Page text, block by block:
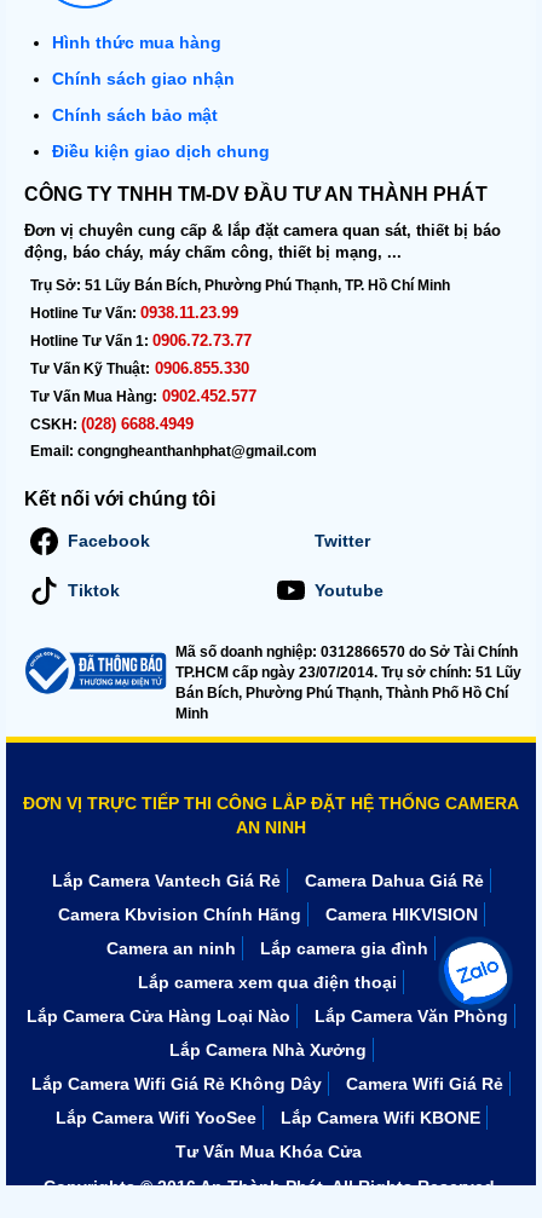
Hình thức mua hàng
Chính sách giao nhận
Chính sách bảo mật
Điều kiện giao dịch chung
CÔNG TY TNHH TM-DV ĐẦU TƯ AN THÀNH PHÁT
Đơn vị chuyên cung cấp & lắp đặt camera quan sát, thiết bị báo
động, báo cháy, máy chấm công, thiết bị mạng, ...
Trụ Sở: 51 Lũy Bán Bích, Phường Phú Thạnh, TP. Hồ Chí Minh
Hotline Tư Vấn: 0938.11.23.99
Hotline Tư Vấn 1: 0906.72.73.77
Tư Vấn Kỹ Thuật: 0906.855.330
Tư Vấn Mua Hàng: 0902.452.577
CSKH: (028) 6688.4949
Email: congngheanthanhphat@gmail.com
Kết nối với chúng tôi
Facebook Twitter
Tiktok Youtube
Mã số doanh nghiệp: 0312866570 do Sở Tài Chính
TP.HCM cấp ngày 23/07/2014. Trụ sở chính: 51 Lũy
Bán Bích, Phường Phú Thạnh, Thành Phố Hồ Chí
Minh
ĐƠN VỊ TRỰC TIẾP THI CÔNG LẮP ĐẶT HỆ THỐNG CAMERA
AN NINH
Lắp Camera Vantech Giá Rẻ
Camera Dahua Giá Rẻ
Camera Kbvision Chính Hãng
Camera HIKVISION
Camera an ninh
Lắp camera gia đình
Lắp camera xem qua điện thoại
Lắp Camera Cửa Hàng Loại Nào
Lắp Camera Văn Phòng
Lắp Camera Nhà Xưởng
Lắp Camera Wifi Giá Rẻ Không Dây
Camera Wifi Giá Rẻ
Lắp Camera Wifi YooSee
Lắp Camera Wifi KBONE
Tư Vấn Mua Khóa Cửa
Copyrights © 2016 An Thành Phát. All Rights Reserved.